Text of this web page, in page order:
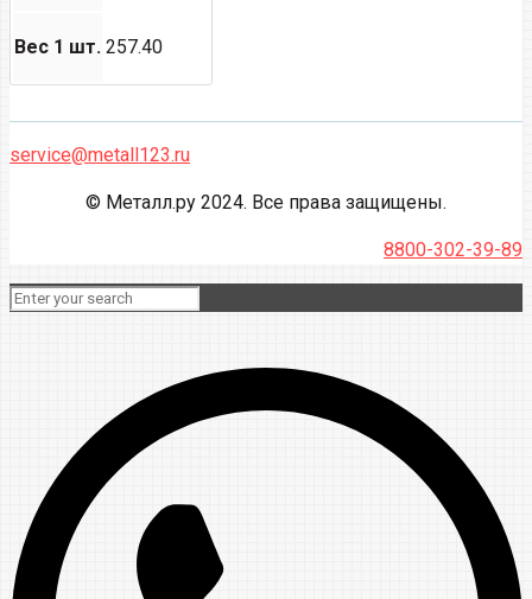
Вес 1 шт. 257.40
service@metall123.ru
© Металл.ру 2024. Все права защищены.
8800-302-39-89